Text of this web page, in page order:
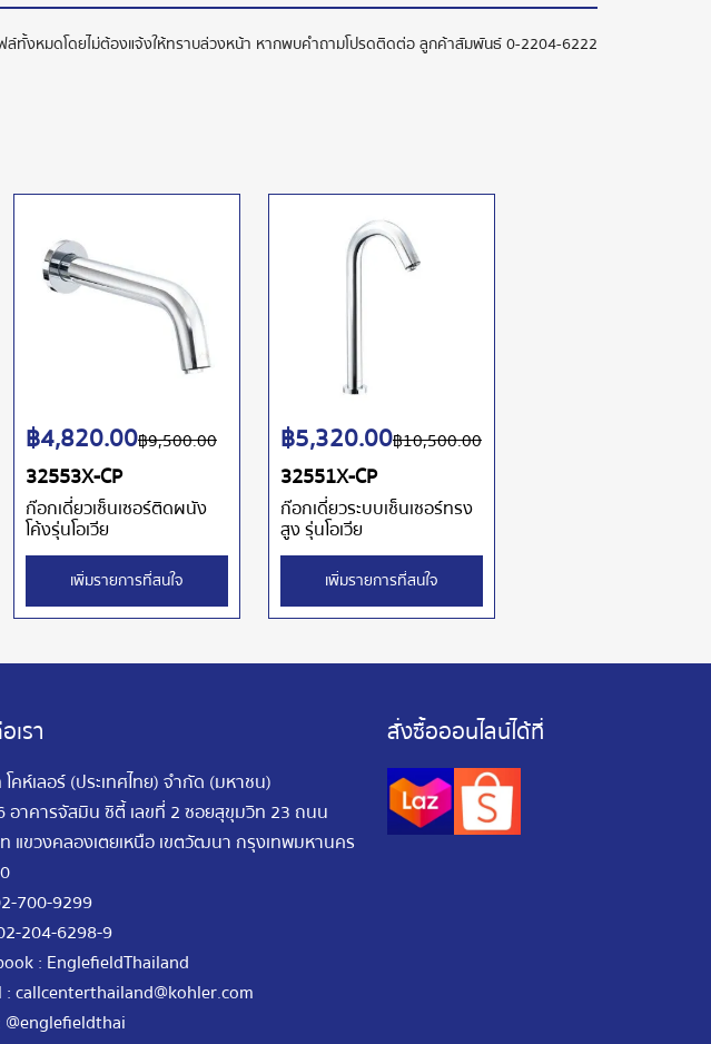
ทั้งหมดโดยไม่ต้องแจ้งให้ทราบล่วงหน้า หากพบคำถามโปรดติดต่อ ลูกค้าสัมพันธ์0-2204-6222
32553X-CP
ก๊อกเดี่ยวเซ็นเซอร์ติดผนัง
โค้งรุ่นโอเวีย
฿9,500.00
฿4,820.00
เพิ่มรายการที่สนใจ
32551X-CP
ก๊อกเดี่ยวระบบเซ็นเซอร์ทรง
สูง รุ่นโอเวีย
฿10,500.00
฿5,320.00
เพิ่มรายการที่สนใจ
เรา
คห์เลอร์ (ประเทศไทย) จำกัด (มหาชน)
อาคารจัสมิน ซิตี้ เลขที่ 2 ซอยสุขุมวิท 23 ถนน
แขวงคลองเตยเหนือ เขตวัฒนา กรุงเทพมหานคร
700-9299
204-6298-9
: EnglefieldThailand
:callcenterthailand@kohler.com
@englefieldthai
สั่งซื้อออนไลน์ได้ที่